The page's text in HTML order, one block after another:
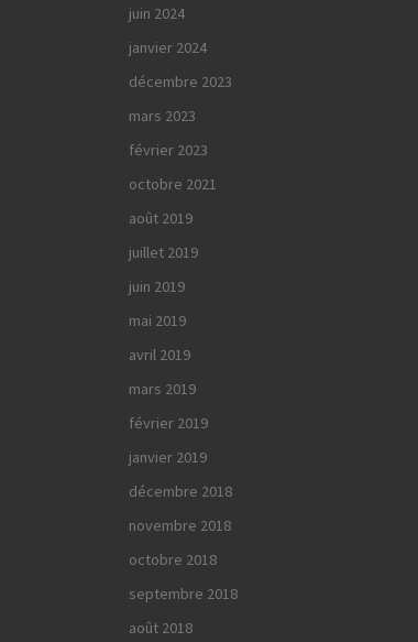
juin 2024
janvier 2024
décembre 2023
mars 2023
février 2023
octobre 2021
août 2019
juillet 2019
juin 2019
mai 2019
avril 2019
mars 2019
février 2019
janvier 2019
décembre 2018
novembre 2018
octobre 2018
septembre 2018
août 2018